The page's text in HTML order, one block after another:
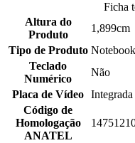
Ficha
Altura do
Produto
1,899cm
Tipo de Produto Notebook
Teclado
Numérico
Não
Placa de Vídeo Integrada
Código de
Homologação
ANATEL